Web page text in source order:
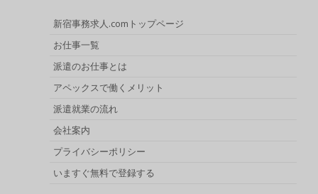
新宿事務求人.comトップページ
お仕事一覧
派遣のお仕事とは
アペックスで働くメリット
派遣就業の流れ
会社案内
プライバシーポリシー
いますぐ無料で登録する